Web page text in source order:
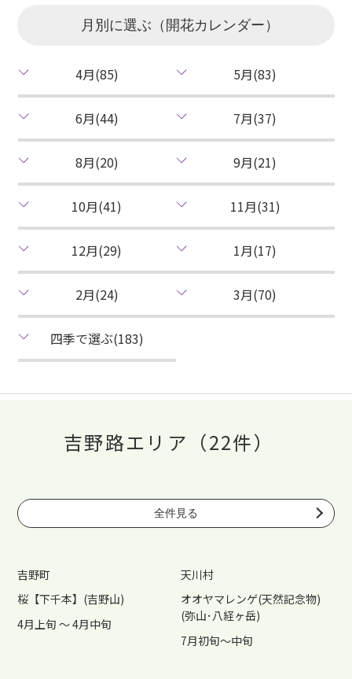
月別に選ぶ（開花カレンダー）
4月(85) 5月(83)
6月(44) 7月(37)
8月(20) 9月(21)
10月(41) 11月(31)
12月(29) 1月(17)
2月(24) 3月(70)
四季で選ぶ(183)
吉野路エリア（22件）
全件見る
吉野町
桜【下千本】(吉野山)
4月上旬 ～ 4月中旬
天川村
オオヤマレンゲ(天然記念物)
(弥山･八経ヶ岳)
7月初旬～中旬